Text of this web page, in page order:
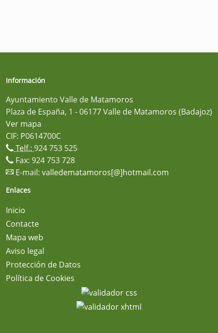
Información
Ayuntamiento Valle de Matamoros
Plaza de España, 1 - 06177 Valle de Matamoros (Badajoz)
Ver mapa
CIF: P0614700C
Telf.: 924 753 525
Fax: 924 753 728
E-mail: valledematamoros[@]hotmail.com
Enlaces
Inicio
Contacte
Mapa web
Aviso legal
Protección de Datos
Política de Cookies